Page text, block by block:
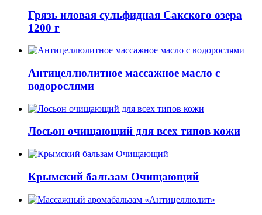
Грязь иловая сульфидная Сакского озера
1200 г
Антицеллюлитное массажное масло с
водорослями
Лосьон очищающий для всех типов кожи
Крымский бальзам Очищающий